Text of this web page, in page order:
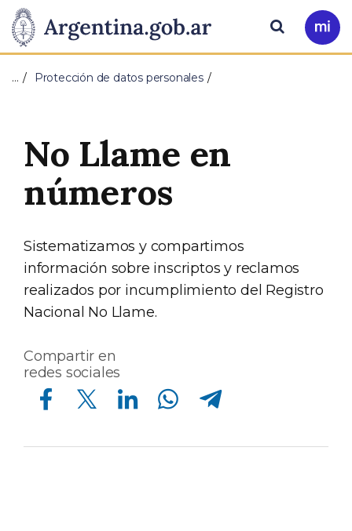
Presidencia
de
Nación
Pasar al contenido principal
Ir
a
Buscar
… Protección de datos personales
No Llame en
números
Sistematizamos y compartimos
información sobre inscriptos y reclamos
realizados por incumplimiento del Registro
Nacional No Llame.
Compartir en
redes sociales
Compartir en Facebook Compartir en Twitter Compartir en Linkedin Compartir en Whatsapp Compartir en Telegram